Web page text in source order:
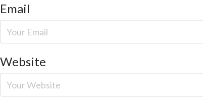
Email
Website